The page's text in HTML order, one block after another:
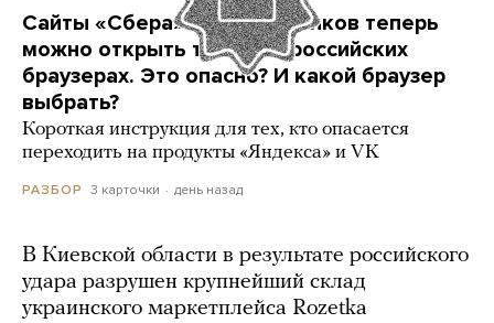
Сайты «Сбера» и других банков теперь
можно открыть только в российских
браузерах. Это опасно? И какой браузер
выбрать?
Короткая инструкция для тех, кто опасается
переходить на продукты «Яндекса» и VK
РАЗБОР 3 карточки день назад
В Киевской области в результате российского
удара разрушен крупнейший склад
украинского маркетплейса Rozetka